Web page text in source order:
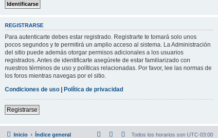
REGISTRARSE
Para autenticarte debes estar registrado. Registrarte te tomará solo unos
pocos segundos y te permitirá un amplio acceso al sistema. La Administración
del sitio puede además otorgar permisos adicionales a los usuarios
registrados. Antes de identificarte asegúrete de estar familiarizado con
nuestros términos de uso y políticas relacionadas. Por favor, lee las normas de
los foros mientras navegas por el sitio.
Condiciones de uso | Política de privacidad
Registrarse
Inicio Índice general Todos los horarios son UTC-03:00